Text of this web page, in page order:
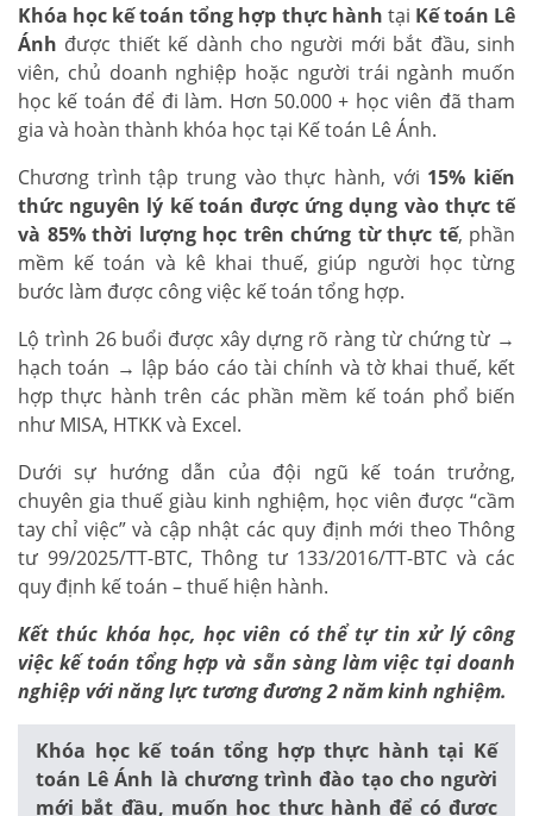
Khóa học kế toán tổng hợp thực hành tại Kế toán Lê
Ánh được thiết kế dành cho người mới bắt đầu, sinh
viên, chủ doanh nghiệp hoặc người trái ngành muốn
học kế toán để đi làm. Hơn 50.000 + học viên đã tham
gia và hoàn thành khóa học tại Kế toán Lê Ánh.
Chương trình tập trung vào thực hành, với 15% kiến
thức nguyên lý kế toán được ứng dụng vào thực tế
và 85% thời lượng học trên chứng từ thực tế, phần
mềm kế toán và kê khai thuế, giúp người học từng
bước làm được công việc kế toán tổng hợp.
Lộ trình 26 buổi được xây dựng rõ ràng từ chứng từ →
hạch toán → lập báo cáo tài chính và tờ khai thuế, kết
hợp thực hành trên các phần mềm kế toán phổ biến
như MISA, HTKK và Excel.
Dưới sự hướng dẫn của đội ngũ kế toán trưởng,
chuyên gia thuế giàu kinh nghiệm, học viên được “cầm
tay chỉ việc” và cập nhật các quy định mới theo Thông
tư 99/2025/TT-BTC, Thông tư 133/2016/TT-BTC và các
quy định kế toán – thuế hiện hành.
Kết thúc khóa học, học viên có thể tự tin xử lý công
việc kế toán tổng hợp và sẵn sàng làm việc tại doanh
nghiệp với năng lực tương đương 2 năm kinh nghiệm.
Khóa học kế toán tổng hợp thực hành tại Kế
toán Lê Ánh là chương trình đào tạo cho người
mới bắt đầu, muốn học thực hành để có được